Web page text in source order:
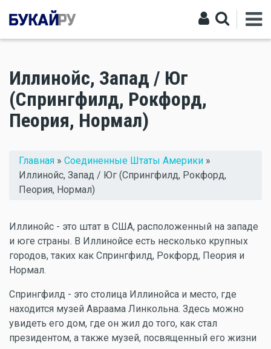
Иллинойс, Запад / Юг
(Спрингфилд, Рокфорд,
Пеория, Нормал)
Вы здесь
Главная » Соединенные Штаты Америки »
Иллинойс, Запад / Юг (Спрингфилд, Рокфорд,
Пеория, Нормал)
Иллинойс - это штат в США, расположенный на западе
и юге страны. В Иллинойсе есть несколько крупных
городов, таких как Спрингфилд, Рокфорд, Пеория и
Нормал.
Спрингфилд - это столица Иллинойса и место, где
находится музей Авраама Линкольна. Здесь можно
увидеть его дом, где он жил до того, как стал
президентом, а также музей, посвященный его жизни